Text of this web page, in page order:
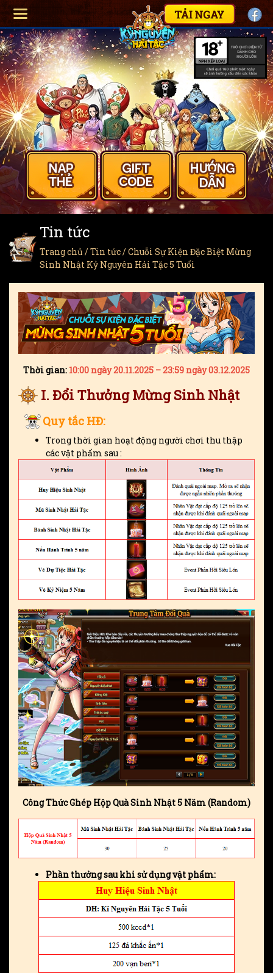
Tin tức
Trang chủ /Tin tức/ Chuỗi Sự Kiện Đặc Biệt Mừng
Sinh Nhật Kỷ Nguyên Hải Tặc 5 Tuổi
Thời gian: 10:00 ngày 20.11.2025 – 23:59 ngày 03.12.2025
I. Đổi Thưởng Mừng Sinh Nhật
Quy tắc HĐ:
Trong thời gian hoạt động người chơi thu thập
các vật phẩm sau :
Công Thức Ghép Hộp Quà Sinh Nhật 5 Năm (Random)
Phần thưởng sau khi sử dụng vật phẩm: